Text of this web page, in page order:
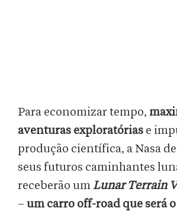
Para economizar tempo,
aventuras exploratórias e
produção científica, a Nasa
seus futuros caminhantes
receberão umLunar Terrain
– um carro off-road que será